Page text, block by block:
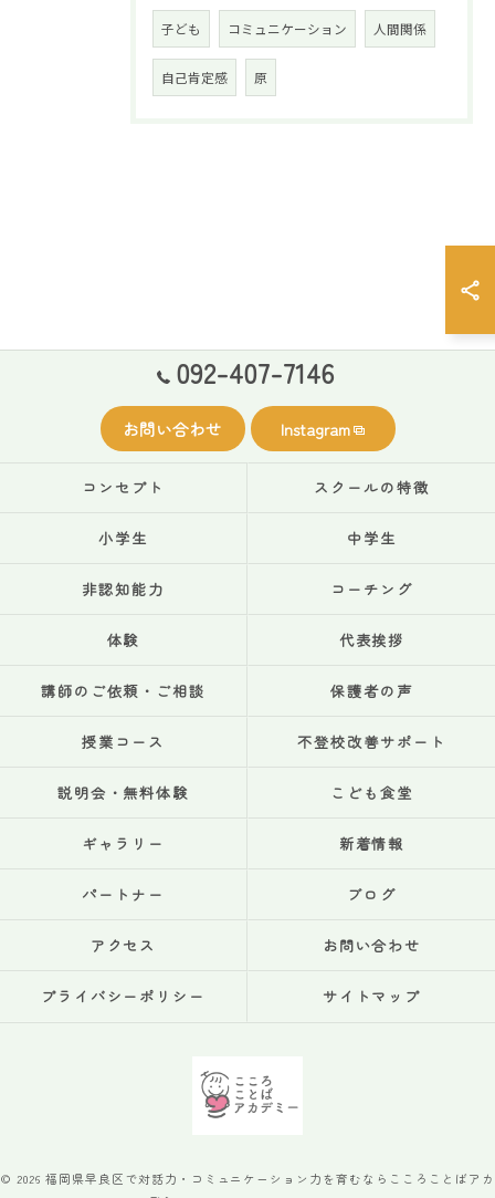
子ども コミュニケーション 人間関係
自己肯定感 原
092-407-7146
お問い合わせ Instagram
コンセプト スクールの特徴
小学生 中学生
非認知能力 コーチング
体験 代表挨拶
講師のご依頼・ご相談 保護者の声
授業コース 不登校改善サポート
説明会・無料体験 こども食堂
ギャラリー 新着情報
パートナー ブログ
アクセス お問い合わせ
プライバシーポリシー サイトマップ
© 2026 福岡県早良区で対話力・コミュニケーション力を育むならこころことばアカ